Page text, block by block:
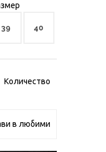
39 40
Количество
в любими